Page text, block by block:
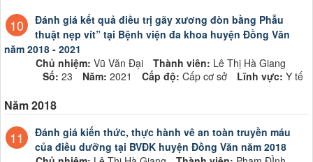
10
Đánh giá kết quả điều trị gãy xương đòn bằng Phẫu
thuật nẹp vít” tại Bệnh viện đa khoa huyện Đồng Văn
năm 2018 - 2021
Chủ nhiệm: Vũ Văn Đại Thành viên: Lê Thị Hà Giang
Số: 23 Năm: 2021 Cấp độ: Cấp cơ sở Lĩnh vực: Y tế
Năm 2018
11
Đánh giá kiến thức, thực hành vê an toàn truyền máu
của điều dưỡng tại BVĐK huyện Đồng Văn năm 2018